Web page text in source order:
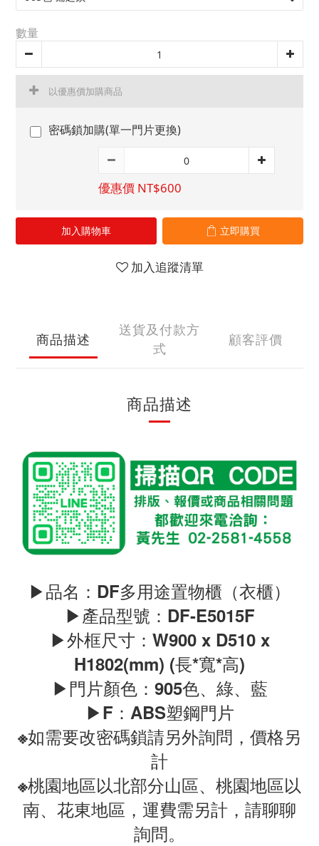
數量
以優惠價加購商品
密碼鎖加購(單一門片更換)
優惠價 NT$600
加入購物車 立即購買
加入追蹤清單
商品描述
送貨及付款方
式
顧客評價
商品描述
▶品名：DF多用途置物櫃（衣櫃）
▶產品型號：DF-E5015F
▶外框尺寸：W900 x D510 x
H1802(mm) (長*寬*高)
▶門片顏色：905色、綠、藍
▶F：ABS塑鋼門片
※如需要改密碼鎖請另外詢問，價格另
計
※桃園地區以北部分山區、桃園地區以
南、花東地區，運費需另計，請聊聊
詢問。